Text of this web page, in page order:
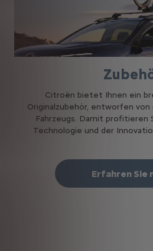
Citroën bietet Ihnen ein
Originalzubehör, entworfen
Fahrzeugs. Damit profitieren
Technologie und der
Erfahren Sie